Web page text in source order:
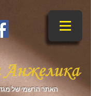
​האתר הרשמי של